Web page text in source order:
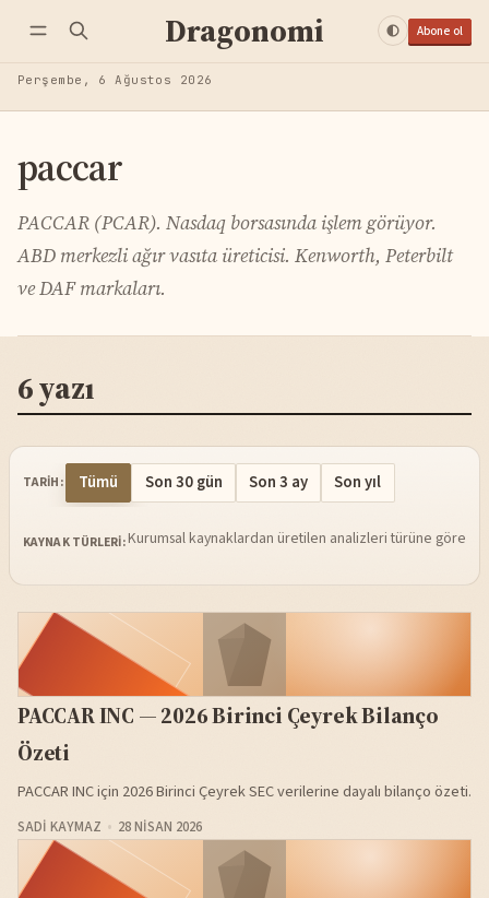
Dragonomi Abone ol
Perşembe, 6 Ağustos 2026
paccar
PACCAR (PCAR). Nasdaq borsasında işlem görüyor.
ABD merkezli ağır vasıta üreticisi. Kenworth, Peterbilt
ve DAF markaları.
6 yazı
TARIH: Tümü Son 30 gün Son 3 ay Son yıl
KAYNAK TÜRLERI:Kurumsal kaynaklardan üretilen analizleri türüne göre
PACCAR INC — 2026 Birinci Çeyrek Bilanço
Özeti
PACCAR INC için 2026 Birinci Çeyrek SEC verilerine dayalı bilanço özeti.
SADI KAYMAZ 28 NISAN 2026